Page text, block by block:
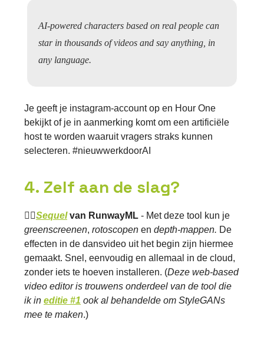
AI-powered characters based on real people can
star in thousands of videos and say anything, in
any language.
Je geeft je instagram-account op en Hour One
bekijkt of je in aanmerking komt om een artificiële
host te worden waaruit vragers straks kunnen
selecteren. #nieuwwerkdoorAI
4. Zelf aan de slag?
👉🏽Sequelvan RunwayML - Met deze tool kun je
greenscreenen, rotoscopen en depth-mappen. De
effecten in de dansvideo uit het begin zijn hiermee
gemaakt. Snel, eenvoudig en allemaal in de cloud,
zonder iets te hoeven installeren. (Deze web-based
video editor is trouwens onderdeel van de tool die
ik in editie #1 ook al behandelde om StyleGANs
mee te maken.)